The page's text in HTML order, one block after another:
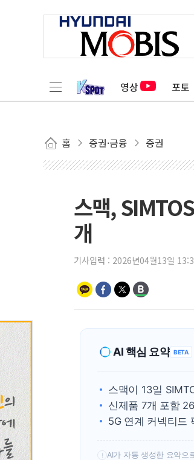
영상 포토
홈 증권·금융 증권
스맥,
개
기사입력 : 2026년04월13일
AI 핵심 요약 BETA
스맥이 13일
신제품 7개 포함
5G 연계 커넥티드
! AI가 자동 생성한 요약으